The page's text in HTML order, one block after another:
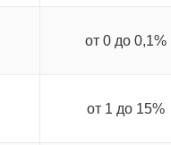
от 0 до 0,1%
от 1 до 15%